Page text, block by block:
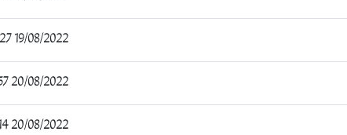
19/08/2022 20:10:27
20/08/2022 14:01:57
20/08/2022 17:48:14